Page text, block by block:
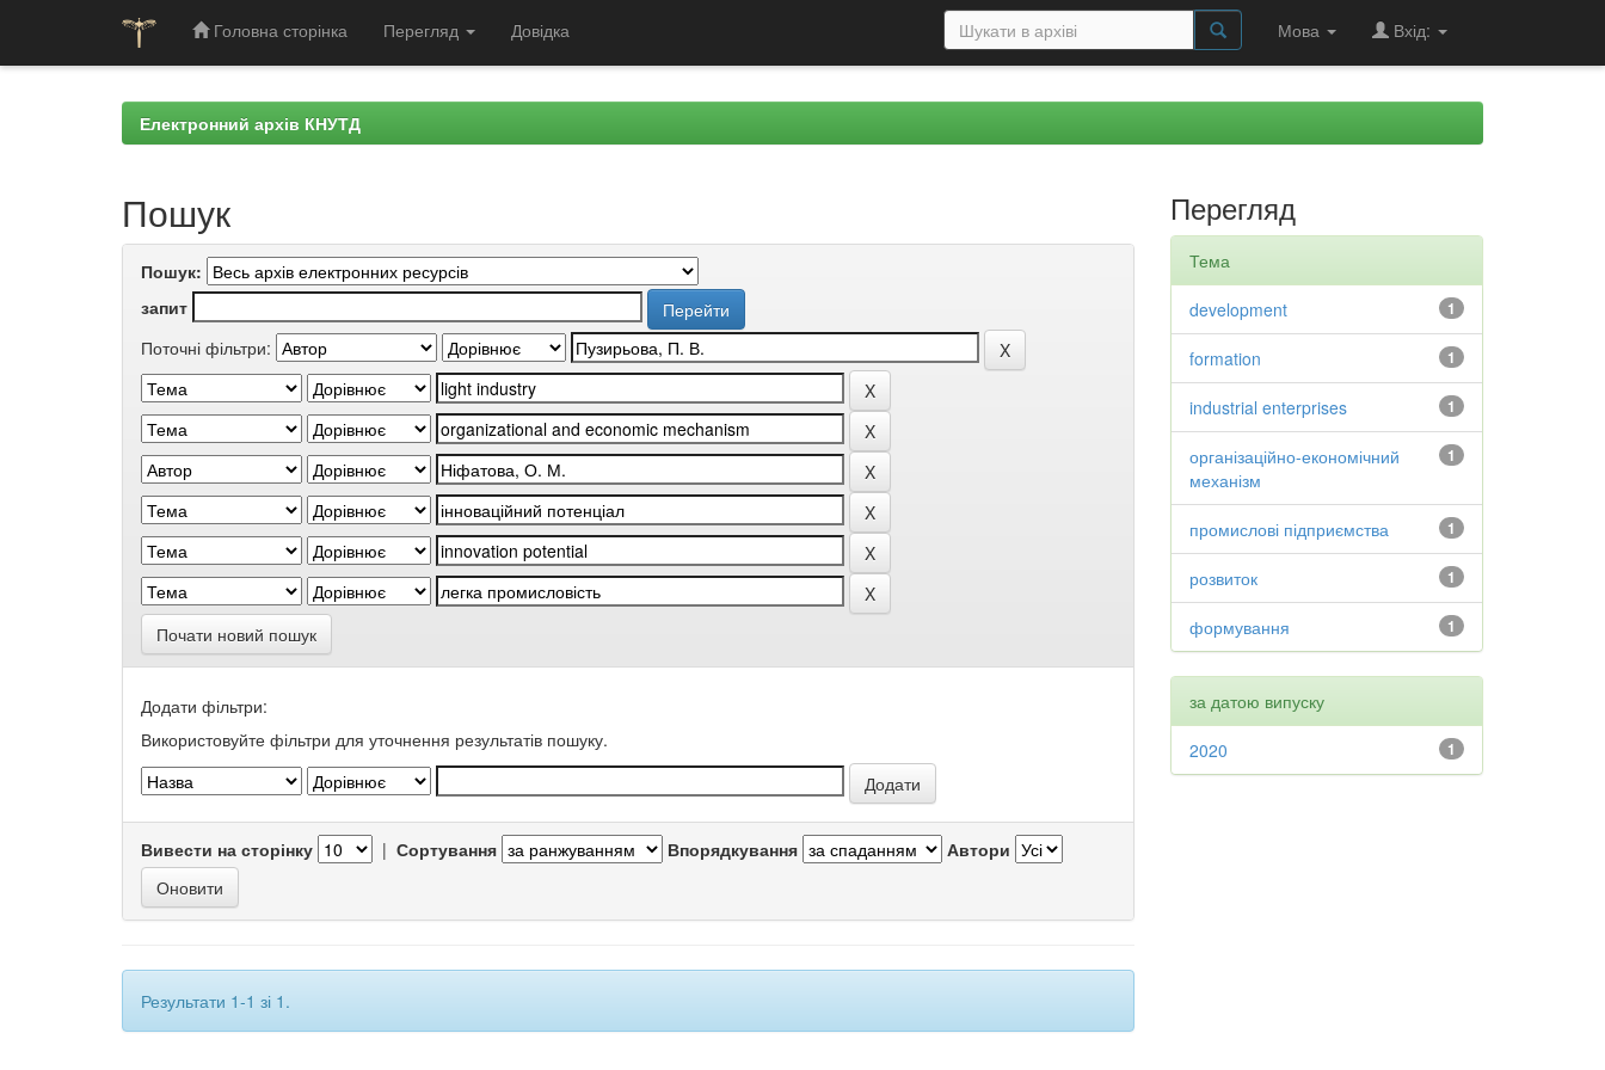
Головна сторінка Перегляд Довідка Мова Вхід:
Електронний архів КНУТД
Пошук
Пошук:
запит
Поточні фільтри:
Почати новий пошук
Додати фільтри:
Використовуйте фільтри для уточнення результатів пошуку.
Вивести на сторінку | Сортування Впорядкування Автори
Результати 1-1 зі 1.
Перегляд
Тема
1
development
1
formation
1
industrial enterprises
1
організаційно-економічний
механізм
1
промислові підприємства
1
розвиток
1
формування
за датою випуску
1
2020